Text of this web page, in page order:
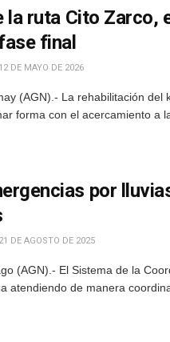
la ruta Cito Zarco,
final
DE MAYO DE 2026
(AGN).- La rehabilitación del
forma con el acercamiento a
por
DE AGOSTO DE 2025
(AGN).- El Sistema de la
atendiendo de manera